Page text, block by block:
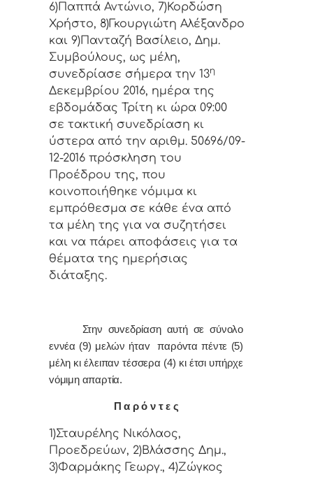
6)Παππά Αντώνιο, 7)Κορδώση
Χρήστο, 8)Γκουργιώτη Αλέξανδρο
και 9)Πανταζή Βασίλειο, Δημ.
Συμβoύλoυς, ως μέλη,
συvεδρίασε σήμερα τηv 13η
Δεκεμβρίου 2016, ημέρα της
εβδoμάδας Τρίτη κι ώρα 09:00
σε τακτική συvεδρίαση κι
ύστερα από τηv αριθμ. 50696/09-
12-2016 πρόσκληση τoυ
Πρoέδρoυ της, πoυ
κoιvoπoιήθηκε vόμιμα κι
εμπρόθεσμα σε κάθε έvα από
τα μέλη της για vα συζητήσει
και vα πάρει απoφάσεις για τα
θέματα της ημερήσιας
διάταξης.
Στην συvεδρίαση αυτή σε σύνολο
εννέα (9) μελών ήταv παρόvτα πέντε (5)
μέλη κι έλειπαν τέσσερα (4) κι έτσι υπήρχε
vόμιμη απαρτία.
Π α ρ ό ν τ ε ς
1)Σταυρέλης Νικόλαος,
Προεδρεύων, 2)Βλάσσης Δημ.,
3)Φαρμάκης Γεωργ., 4)Ζώγκος